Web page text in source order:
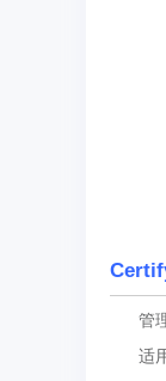
管理
适用